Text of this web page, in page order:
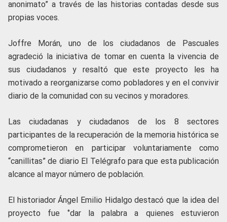
anonimato” a través de las historias contadas desde sus
propias voces.
Joffre Morán, uno de los ciudadanos de Pascuales
agradeció la iniciativa de tomar en cuenta la vivencia de
sus ciudadanos y resaltó que este proyecto les ha
motivado a reorganizarse como pobladores y en el convivir
diario de la comunidad con su vecinos y moradores.
Las ciudadanas y ciudadanos de los 8 sectores
participantes de la recuperación de la memoria histórica se
comprometieron en participar voluntariamente como
“canillitas” de diario El Telégrafo para que esta publicación
alcance al mayor número de población.
El historiador Ángel Emilio Hidalgo destacó que la idea del
proyecto fue ‘’dar la palabra a quienes estuvieron